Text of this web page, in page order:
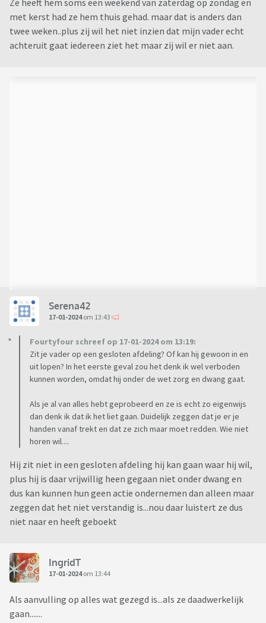
Ze heeft hem soms een weekend van zaterdag op zondag en
met kerst had ze hem thuis gehad. maar dat is anders dan
twee weken..plus zij wil het niet inzien dat mijn vader echt
achteruit gaat iedereen ziet het maar zij wil er niet aan.
Serena42
17-01-2024om 13:43
Fourtyfour schreef op 17-01-2024 om 13:19:
Zit je vader op een gesloten afdeling? Of kan hij gewoon in en
uit lopen? In het eerste geval zou het denk ik wel verboden
kunnen worden, omdat hij onder de wet zorg en dwang gaat.
Als je al van alles hebt geprobeerd en ze is echt zo eigenwijs
dan denk ik dat ik het liet gaan. Duidelijk zeggen dat je er je
handen vanaf trekt en dat ze zich maar moet redden. Wie niet
horen wil....
Hij zit niet in een gesloten afdeling hij kan gaan waar hij wil,
plus hij is daar vrijwillig heen gegaan niet onder dwang en
dus kan kunnen hun geen actie ondernemen dan alleen maar
zeggen dat het niet verstandig is...nou daar luistert ze dus
niet naar en heeft geboekt
IngridT
17-01-2024om 13:44
Als aanvulling op alles wat gezegd is...als ze daadwerkelijk
gaan.......